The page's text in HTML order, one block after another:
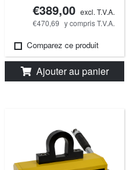
€389,00 excl. T.V.A.
€470,69 y compris T.V.A.
Comparez ce produit
Ajouter au panier